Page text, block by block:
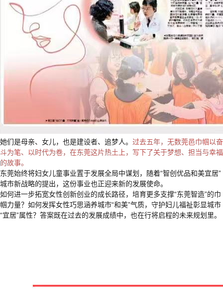
她们是母亲、女儿，也是建设者、追梦人。 过去五年，无数莞邑巾帼以奋
斗为笔、以时代为卷，在东莞这片热土上，写下了关于梦想、担当与幸福
的故事。
东莞始终将妇女儿童事业置于发展全局中谋划，随着“智创优品和美宜居”
城市新战略的提出，这份事业也正迎来新的发展使命。
如何进一步拓宽女性创新创业的成长路径，培育更多支撑“东莞智造”的巾
帼力量？如何发挥女性巧思涵养城市“和美”气质，守护妇儿福祉彰显城市
“宜居”属性？答案既在过去的发展成绩中，也在行将启程的未来规划里。